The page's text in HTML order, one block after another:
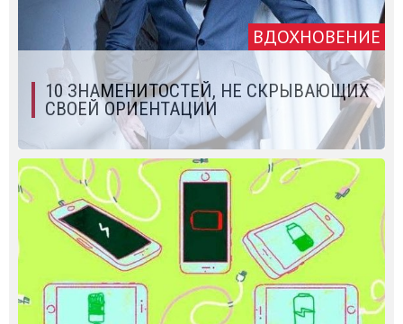
ВДОХНОВЕНИЕ
10 ЗНАМЕНИТОСТЕЙ, НЕ СКРЫВАЮЩИХ
СВОЕЙ ОРИЕНТАЦИИ